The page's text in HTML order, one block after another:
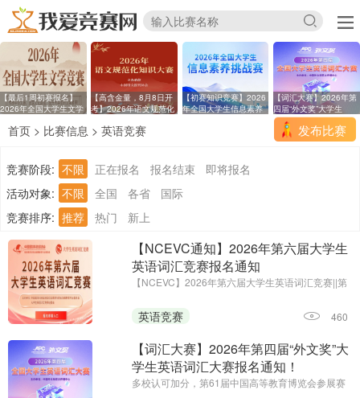
【最后1周初赛报名】
2026年全国大学生文学
【高含金量，8月8日开
考】2026年语文规范化
【初赛知识竞赛】2026
年全国大学生信息素养
【词汇大赛】2026年第
四届“外文奖”大学生
发布比赛
首页 > 比赛信息 > 英语竞赛
竞赛阶段: 不限 正在报名 报名结束
即将报名
活动对象: 不限 全国 各省
国际
竞赛排序: 推荐 热门 新上
【NCEVC通知】2026年第六届大学生
英语词汇竞赛报名通知
【NCEVC】2026年第六届大学生英语词汇竞赛||第
英语竞赛 460
【词汇大赛】2026年第四届“外文奖”大
学生英语词汇大赛报名通知！
多校认可加分，第61届中国高等教育博览会参展赛